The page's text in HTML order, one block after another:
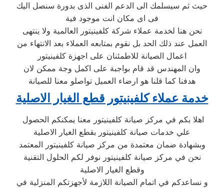
حيث ثم سيسلمك الى الدعم الفنى الذى بدورة سنصل اليك
فى اى مكان انت موجود فية
نحن هنا لخدمة عملاء شركة كلفينيتور العالمية ولا ينتهى
العمل عند ذلك الحد بل نقوم بمتابعه العملاء بعد الانتهاء من
اعمال الصيانة للاطمئنان على اجهزة كلفينيتور
وان المهندس قد قام بواجبة على اكمل وجة ممكن لان
هدفنا كما قلنا هو ارضاء العميل تواصلو معنا للصيانة
خدمة عملاء كلفينيتور قطع الغيار الاصلية
علي خدمات صيانة كلفينيتور بقطع الغيار الاصلية
وبشهادة ضمان معتمدة من مركز صيانة كلفينيتور المعتمد
نحن في مركز صيانة كلفينيتور نوفر لكم الحلول التقنية
وقطع الغيار الاصلية
و نساعدكم في اتمام الصيانة اللازمة لأجهزتكم المنزلية في